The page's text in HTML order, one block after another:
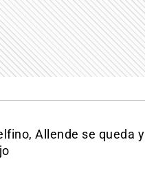
Allende se queda y